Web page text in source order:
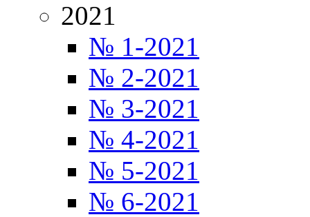
2021
№ 1-2021
№ 2-2021
№ 3-2021
№ 4-2021
№ 5-2021
№ 6-2021